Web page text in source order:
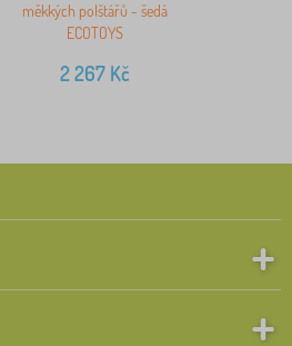
měkkých polštářů - šedá
ECOTOYS
2 267Kč